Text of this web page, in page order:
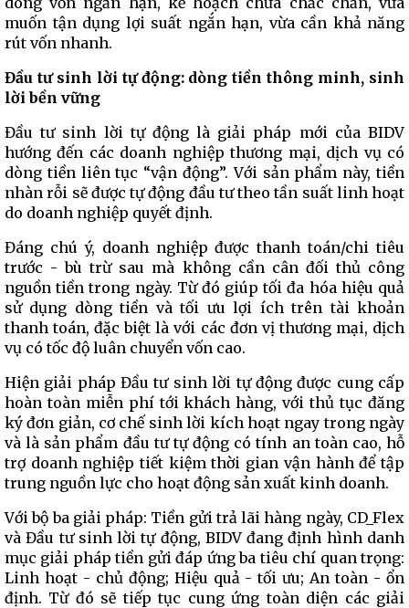
muốn tận dụng lợi suất ngắn hạn, vừa cần khả năng
rút vốn nhanh.
Đầu tư sinh lời tự động: dòng tiền thông minh, sinh
lời bền vững
Đầu tư sinh lời tự động là giải pháp mới của BIDV
hướng đến các doanh nghiệp thương mại, dịch vụ có
dòng tiền liên tục “vận động”. Với sản phẩm này, tiền
nhàn rỗi sẽ được tự động đầu tư theo tần suất linh hoạt
do doanh nghiệp quyết định.
Đáng chú ý, doanh nghiệp được thanh toán/chi tiêu
trước - bù trừ sau mà không cần cân đối thủ công
nguồn tiền trong ngày. Từ đó giúp tối đa hóa hiệu quả
sử dụng dòng tiền và tối ưu lợi ích trên tài khoản
thanh toán, đặc biệt là với các đơn vị thương mại, dịch
vụ có tốc độ luân chuyển vốn cao.
Hiện giải pháp Đầu tư sinh lời tự động được cung cấp
hoàn toàn miễn phí tới khách hàng, với thủ tục đăng
ký đơn giản, cơ chế sinh lời kích hoạt ngay trong ngày
và là sản phẩm đầu tư tự động có tính an toàn cao, hỗ
trợ doanh nghiệp tiết kiệm thời gian vận hành để tập
trung nguồn lực cho hoạt động sản xuất kinh doanh.
Với bộ ba giải pháp: Tiền gửi trả lãi hàng ngày, CD_Flex
và Đầu tư sinh lời tự động, BIDV đang định hình danh
mục giải pháp tiền gửi đáp ứng ba tiêu chí quan trọng:
Linh hoạt - chủ động; Hiệu quả - tối ưu; An toàn - ổn
định. Từ đó sẽ tiếp tục cung ứng toàn diện các giải